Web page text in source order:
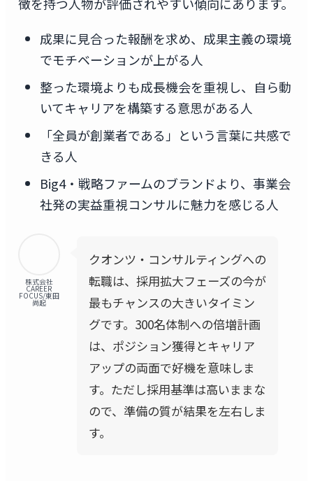
徴を持つ人物が評価されやすい傾向にあります。
成果に見合った報酬を求め、成果主義の環境
でモチベーションが上がる人
整った環境よりも成長機会を重視し、自ら動
いてキャリアを構築する意思がある人
「全員が創業者である」という言葉に共感で
きる人
Big4・戦略ファームのブランドより、事業会
社発の実益重視コンサルに魅力を感じる人
株式会社
CAREER
FOCUS/東田
尚起
クオンツ・コンサルティングへの
転職は、採用拡大フェーズの今が
最もチャンスの大きいタイミン
グです。300名体制への倍増計画
は、ポジション獲得とキャリア
アップの両面で好機を意味しま
す。ただし採用基準は高いままな
ので、準備の質が結果を左右しま
す。